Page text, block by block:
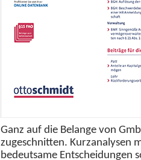
Ganz auf die Belange von
zugeschnitten. Kurzanalysen
bedeutsame Entscheidungen